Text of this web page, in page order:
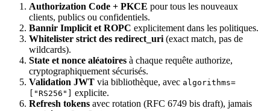
Authorization Code + PKCE pour tous les nouveaux
clients, publics ou confidentiels.
Bannir Implicit et ROPC explicitement dans les politiques.
Whitelister strict des redirect_uri (exact match, pas de
wildcards).
State et nonce aléatoires à chaque requête authorize,
cryptographiquement sécurisés.
Validation JWT via bibliothèque, avec algorithms=
["RS256"] explicite.
Refresh tokens avec rotation (RFC 6749 bis draft), jamais